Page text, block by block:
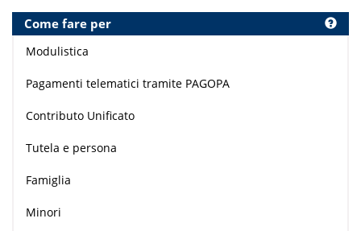
Come fare per
Modulistica
Pagamenti telematici tramite PAGOPA
Contributo Unificato
Tutela e persona
Famiglia
Minori